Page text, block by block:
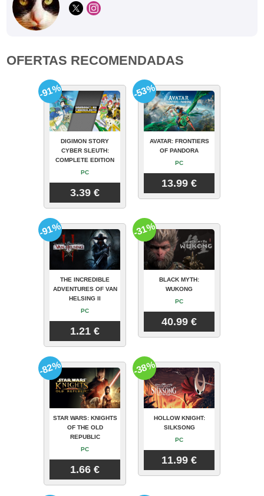
OFERTAS RECOMENDADAS
DIGIMON STORY
CYBER SLEUTH:
COMPLETE EDITION
PC
3.39 €
-91%
AVATAR: FRONTIERS
OF PANDORA
PC
13.99 €
-53%
THE INCREDIBLE
ADVENTURES OF VAN
HELSING II
PC
1.21 €
-91%
BLACK MYTH:
WUKONG
PC
40.99 €
-31%
STAR WARS: KNIGHTS
OF THE OLD
REPUBLIC
PC
1.66 €
-82%
HOLLOW KNIGHT:
SILKSONG
PC
11.99 €
-38%